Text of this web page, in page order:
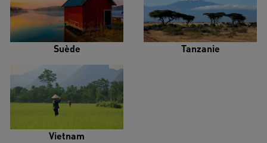
Suède Tanzanie
Vietnam